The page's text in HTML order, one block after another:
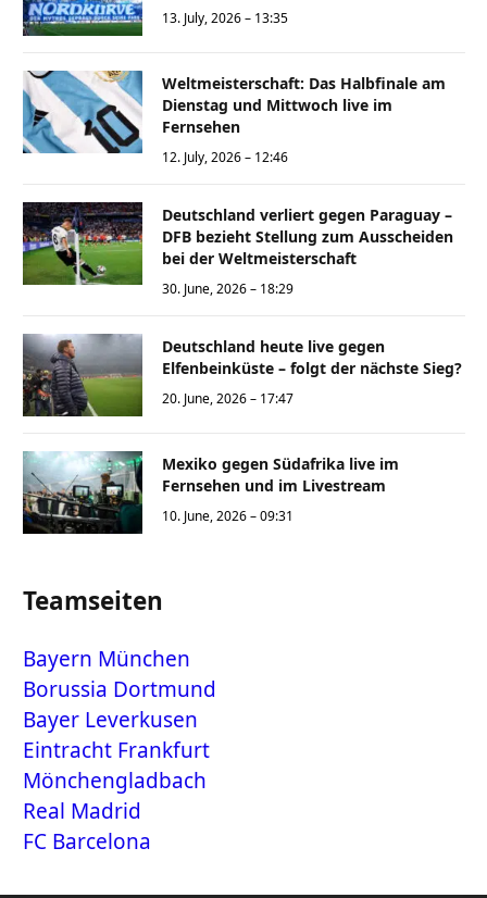
13. July, 2026 – 13:35
Weltmeisterschaft: Das Halbfinale am
Dienstag und Mittwoch live im
Fernsehen
12. July, 2026 – 12:46
Deutschland verliert gegen Paraguay –
DFB bezieht Stellung zum Ausscheiden
bei der Weltmeisterschaft
30. June, 2026 – 18:29
Deutschland heute live gegen
Elfenbeinküste – folgt der nächste Sieg?
20. June, 2026 – 17:47
Mexiko gegen Südafrika live im
Fernsehen und im Livestream
10. June, 2026 – 09:31
Teamseiten
Bayern München
Borussia Dortmund
Bayer Leverkusen
Eintracht Frankfurt
Mönchengladbach
Real Madrid
FC Barcelona